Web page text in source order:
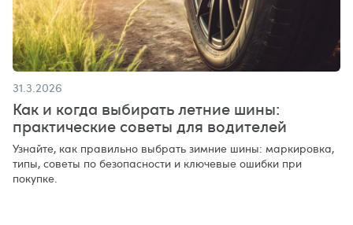
31.3.2026
Как и когда выбирать летние шины:
практические советы для водителей
Узнайте, как правильно выбрать зимние шины: маркировка,
типы, советы по безопасности и ключевые ошибки при
покупке.